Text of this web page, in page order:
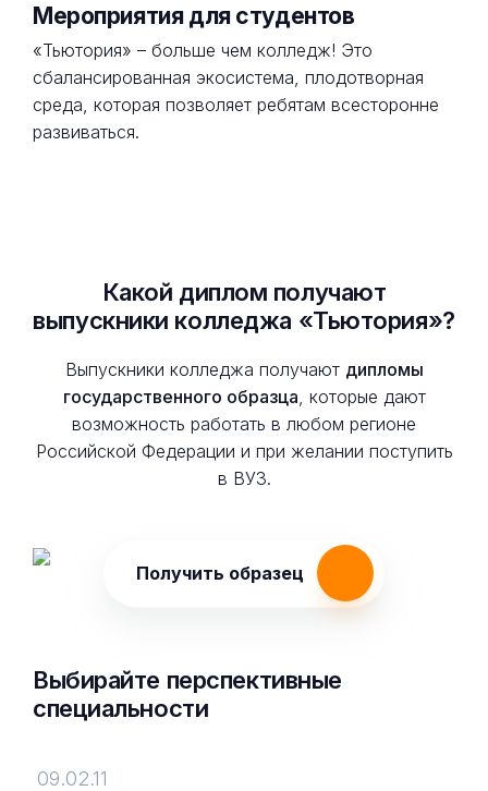
Мероприятия для студентов
«Тьютория» – больше чем колледж! Это
сбалансированная экосистема, плодотворная
среда, которая позволяет ребятам всесторонне
развиваться.
Какой диплом получают
выпускники колледжа «Тьютория»?
Выпускники колледжа получают дипломы
государственного образца , которые дают
возможность работать в любом регионе
Российской Федерации и при желании поступить
в ВУЗ.
Получить образец
Выбирайте перспективные
специальности
09.02.11